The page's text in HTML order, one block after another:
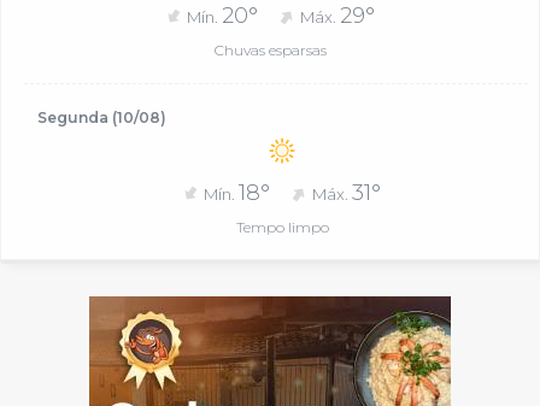
Mín. 20° Máx. 29°
Chuvas esparsas
Segunda (10/08)
Mín. 18° Máx.31°
Tempo limpo